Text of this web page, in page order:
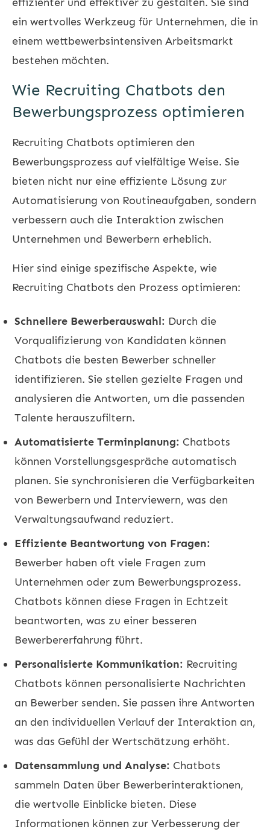
ein wertvolles Werkzeug für Unternehmen, die in
einem wettbewerbsintensiven Arbeitsmarkt
bestehen möchten.
Wie Recruiting Chatbots den
Bewerbungsprozess optimieren
Recruiting Chatbots optimieren den
Bewerbungsprozess auf vielfältige Weise. Sie
bieten nicht nur eine effiziente Lösung zur
Automatisierung von Routineaufgaben, sondern
verbessern auch die Interaktion zwischen
Unternehmen und Bewerbern erheblich.
Hier sind einige spezifische Aspekte, wie
Recruiting Chatbots den Prozess optimieren:
Schnellere Bewerberauswahl: Durch die
Vorqualifizierung von Kandidaten können
Chatbots die besten Bewerber schneller
identifizieren. Sie stellen gezielte Fragen und
analysieren die Antworten, um die passenden
Talente herauszufiltern.
Automatisierte Terminplanung: Chatbots
können Vorstellungsgespräche automatisch
planen. Sie synchronisieren die Verfügbarkeiten
von Bewerbern und Interviewern, was den
Verwaltungsaufwand reduziert.
Effiziente Beantwortung von Fragen:
Bewerber haben oft viele Fragen zum
Unternehmen oder zum Bewerbungsprozess.
Chatbots können diese Fragen in Echtzeit
beantworten, was zu einer besseren
Bewerbererfahrung führt.
Personalisierte Kommunikation: Recruiting
Chatbots können personalisierte Nachrichten
an Bewerber senden. Sie passen ihre Antworten
an den individuellen Verlauf der Interaktion an,
was das Gefühl der Wertschätzung erhöht.
Datensammlung und Analyse: Chatbots
sammeln Daten über Bewerberinteraktionen,
die wertvolle Einblicke bieten. Diese
Informationen können zur Verbesserung der